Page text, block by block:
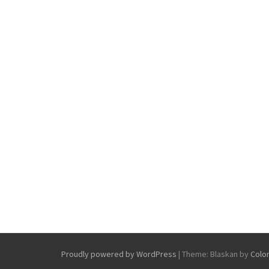
Proudly powered by WordPress | Theme: Blaskan by